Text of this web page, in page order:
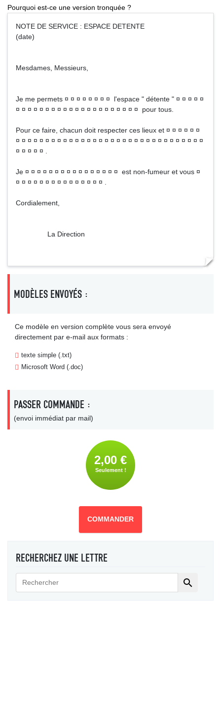
Pourquoi est-ce une version tronquée ?
NOTE DE SERVICE : ESPACE DETENTE
(date)
Mesdames, Messieurs,
Je me permets ¤ ¤ ¤ ¤ ¤ ¤ ¤ ¤ l'espace " détente " ¤ ¤ ¤ ¤ ¤
¤ ¤ ¤ ¤ ¤ ¤ ¤ ¤ ¤ ¤ ¤ ¤ ¤ ¤ ¤ ¤ ¤ ¤ ¤ ¤ ¤ pour tous.
Pour ce faire, chacun doit respecter ces lieux et ¤ ¤ ¤ ¤ ¤ ¤
¤ ¤ ¤ ¤ ¤ ¤ ¤ ¤ ¤ ¤ ¤ ¤ ¤ ¤ ¤ ¤ ¤ ¤ ¤ ¤ ¤ ¤ ¤ ¤ ¤ ¤ ¤ ¤ ¤ ¤ ¤ ¤
¤ ¤ ¤ ¤ ¤ .
Je ¤ ¤ ¤ ¤ ¤ ¤ ¤ ¤ ¤ ¤ ¤ ¤ ¤ ¤ ¤ ¤ est non-fumeur et vous ¤
¤ ¤ ¤ ¤ ¤ ¤ ¤ ¤ ¤ ¤ ¤ ¤ ¤ ¤ ¤ .
Cordialement,
La Direction
MODÈLES ENVOYÉS :
Ce modèle en version complète vous sera envoyé
directement par e-mail aux formats :
texte simple (.txt)
Microsoft Word (.doc)
PASSER COMMANDE :
(envoi immédiat par mail)
2,00 €
Seulement !
COMMANDER
RECHERCHEZ UNE LETTRE
